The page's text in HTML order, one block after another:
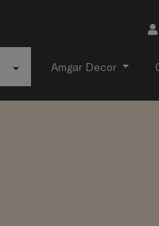
Amgar Decor